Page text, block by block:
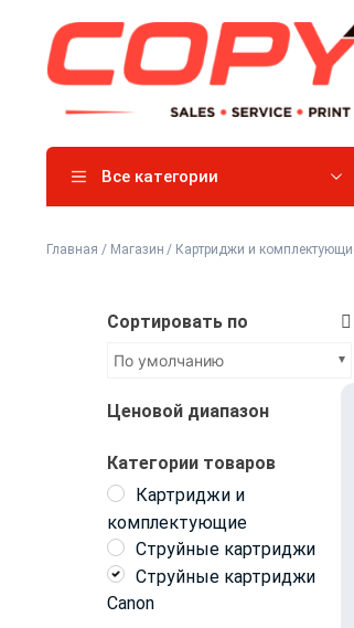
Все категории
Главная / Магазин / Картриджи и
Сортировать по
По умолчанию
Ценовой диапазон
Категории товаров
Картриджи и
комплектующие
Струйные картриджи
Струйные картриджи
Canon